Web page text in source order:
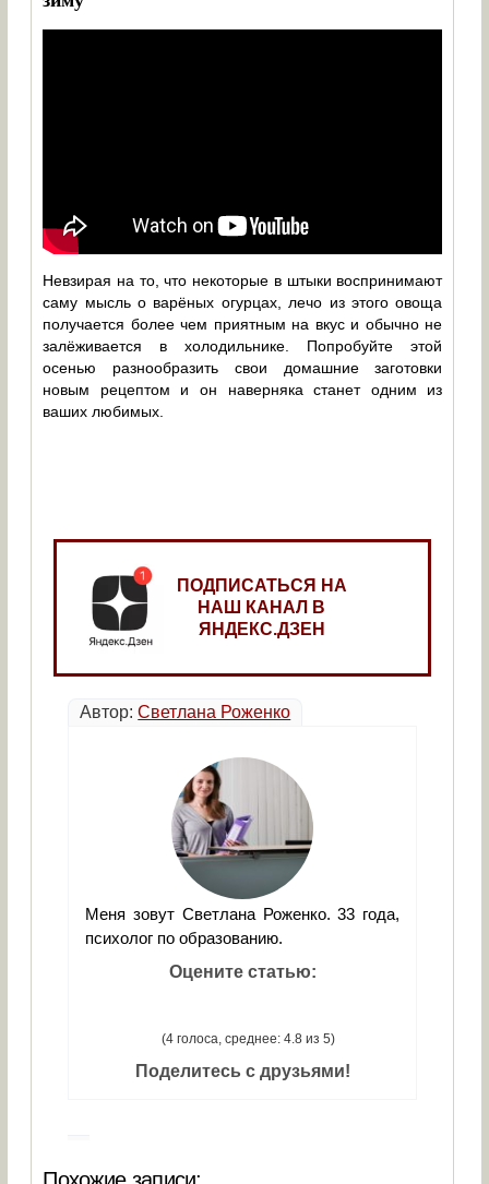
Невзирая на то, что некоторые в штыки воспринимают
саму мысль о варёных огурцах, лечо из этого овоща
получается более чем приятным на вкус и обычно не
залёживается в холодильнике. Попробуйте этой
осенью разнообразить свои домашние заготовки
новым рецептом и он наверняка станет одним из
ваших любимых.
ПОДПИСАТЬСЯ НА
НАШ КАНАЛ В
ЯНДЕКС.ДЗЕН
Автор:Светлана Роженко
Меня зовут Светлана Роженко. 33 года,
психолог по образованию.
Оцените статью:
(4 голоса, среднее: 4.8 из 5)
Поделитесь с друзьями!